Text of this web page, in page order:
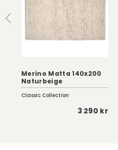
Merino Matta 140x200
Naturbeige
Classic Collection
3 290 kr